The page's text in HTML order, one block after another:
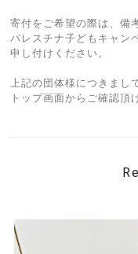
寄付をご希望の際は、備
パレスチナ子どもキャン
申し付けください。
上記の団体様につきまし
トップ画面からご確認頂